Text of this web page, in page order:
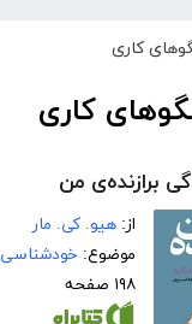
کاری
کاری
برازنده‌ی من
از: هیو. کی. مار
موضوع: خودشناسی
۱۹۸ صفحه